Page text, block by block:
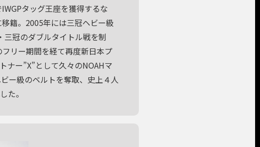
タッグ王座を獲得するな
籍。2005年には三冠ヘビー級
三冠のダブルタイトル戦を制
リー期間を経て再度新日本プ
ナー”X”として久々のNOAHマ
ー級のベルトを奪取、史上４人
た。